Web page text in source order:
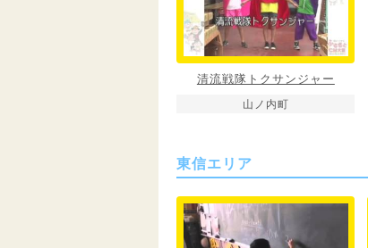
清流戦隊トクサンジャー
山ノ内町
東信エリア